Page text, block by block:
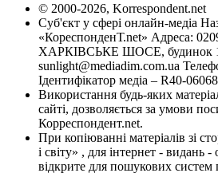
© 2000-2026, Korrespondent.net
Суб'єкт у сфері онлайн-медіа
«КореспонденТ.net» Адреса:
ХАРКІВСЬКЕ ШОСЕ, будинок
sunlight@mediadim.com.ua
Ідентифікатор медіа – R40-06068
Використання будь-яких
сайті, дозволяється за умови
Корреспондент.net.
При копіюванні матеріалів зі
і світу» , для інтернет - видань
відкрите для пошукових систем